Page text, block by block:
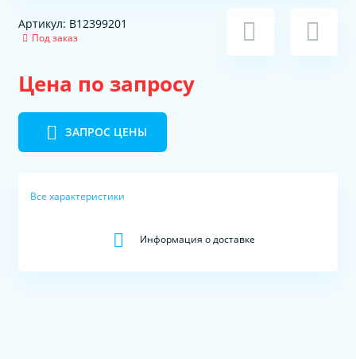
Артикул: B12399201
Под заказ
Цена по запросу
ЗАПРОС ЦЕНЫ
Все характеристики
Информация о доставке